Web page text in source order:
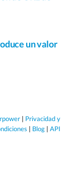
un valor
| Privacidad y
| Blog| API